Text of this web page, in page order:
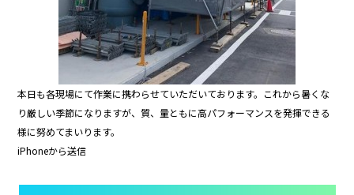
本日も各現場にて作業に携わらせていただいております。これから暑くな
り厳しい季節になりますが、質、量ともに高パフォーマンスを発揮できる
様に努めてまいります。
iPhoneから送信